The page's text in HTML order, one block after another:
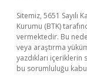
Sitemiz, 5651 Sayılı
Kurumu (BTK)
vermektedir. Bu
veya araştırma
yazdıkları
bu sorumluluğu